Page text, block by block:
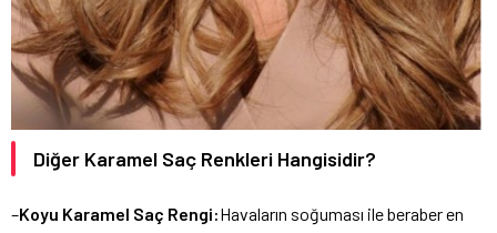
Diğer Karamel Saç Renkleri Hangisidir?
–Koyu Karamel Saç Rengi:Havaların soğuması ile beraber en